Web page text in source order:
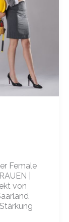
Female
|
von